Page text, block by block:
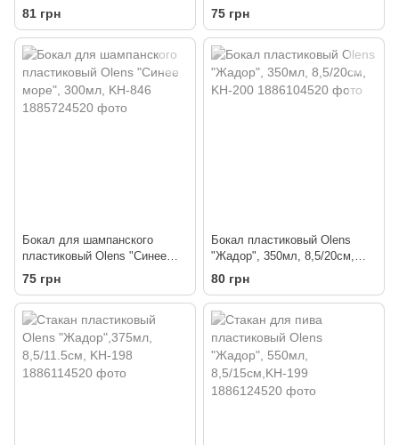
81 грн 75 грн
Бокал для шампанского
пластиковый Olens "Синее
море", 300мл, KH-846
75 грн
Бокал пластиковый Olens
"Жадор", 350мл, 8,5/20см,
KH-200
80 грн